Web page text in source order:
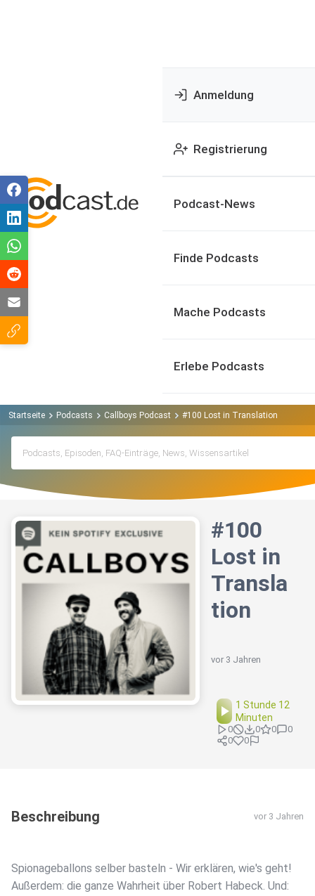
Anmeldung
Registrierung
Podcast-News
Finde Podcasts
Mache Podcasts
Erlebe Podcasts
Startseite Podcasts Callboys Podcast #100 Lost in Translation
#100
Lost in
Transla
tion
vor 3 Jahren
1 Stunde 12
Minuten
0 0 0
0
0
0
Beschreibung vor 3 Jahren
Spionageballons selber basteln - Wir erklären, wie's geht!
Außerdem: die ganze Wahrheit über Robert Habeck. Und: